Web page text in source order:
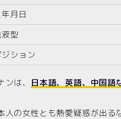
月日
型
ション
ンは、 日本語、英語、中国語
人の女性とも熱愛疑惑が出る